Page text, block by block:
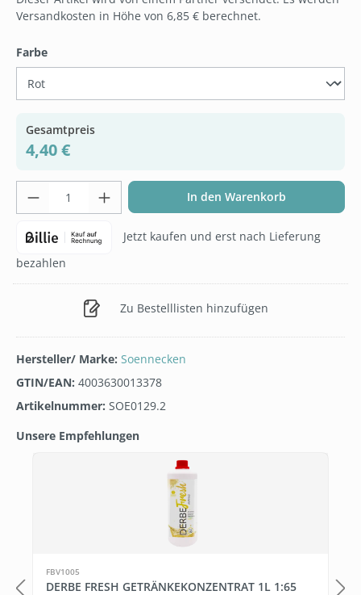
Versandkosten in Höhe von 6,85 € berechnet.
Farbeauswählen
Gesamtpreis
4,40 €
Produkt Anzahl: Gib den gewünschten
In den Warenkorb
Jetzt kaufen und erst nach Lieferung
bezahlen
Zu Bestelllisten hinzufügen
Hersteller/ Marke: Soennecken
GTIN/EAN: 4003630013378
Artikelnummer: SOE0129.2
Unsere Empfehlungen
Produktgalerie überspringen
FBV1005
DERBE FRESH GETRÄNKEKONZENTRAT 1L 1:65